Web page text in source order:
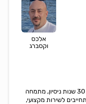
אלכס
וקסברג
חברת AV GLASS, בניהול אלכס וקסברג בעל 30 שנות ניסיון, מתמחה
לשירות מקצועי,